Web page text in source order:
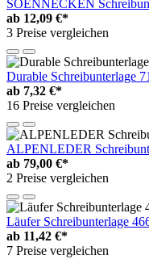
SOENNECKEN
ab 12,09 €*
3 Preise vergleichen
Durable Schreibunterlage
ab 7,32 €*
16 Preise vergleichen
ALPENLEDER
ab 79,00 €*
2 Preise vergleichen
Läufer Schreibunterlage
ab 11,42 €*
7 Preise vergleichen